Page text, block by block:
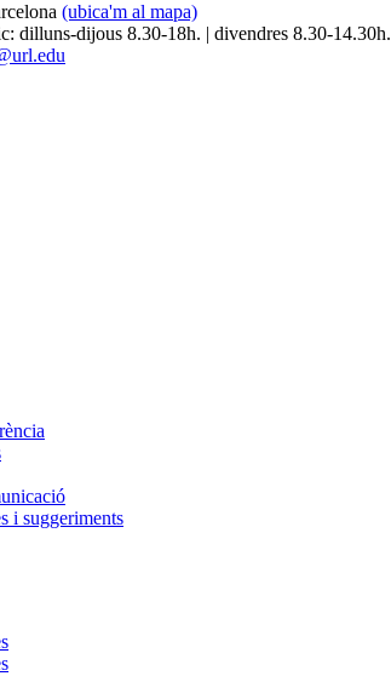
(ubica'm al mapa)
dilluns-dijous 8.30-18h. | divendres 8.30-14.30h.
i suggeriments